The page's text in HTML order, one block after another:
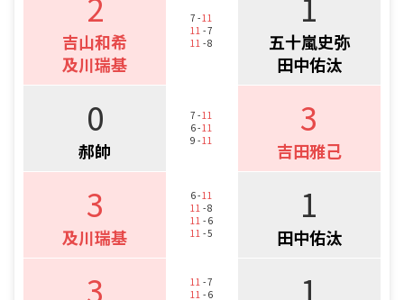
吉山和希
及川瑞基
7 -11
11 - 7
11 - 8
五十嵐史弥
田中佑汰
0
郝帥
7 -11
6 -11
9 -11
3
吉田雅己
3
及川瑞基
6 -11
11 - 8
11 - 6
11 - 5
1
田中佑汰
3 11 - 7
11 - 6
1